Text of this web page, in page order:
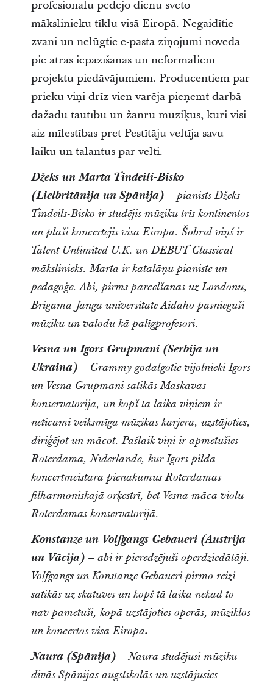
profesionālu pēdējo dienu svēto
mākslinieku tīklu visā Eiropā. Negaidītie
zvani un nelūgtie e-pasta ziņojumi noveda
pie ātras iepazīšanās un neformāliem
projektu piedāvājumiem. Producentiem par
prieku viņi drīz vien varēja pieņemt darbā
dažādu tautību un žanru mūziķus, kuri visi
aiz mīlestības pret Pestītāju veltīja savu
laiku un talantus par velti.
Džeks un Marta Tindeili-Bisko
(Lielbritānija un Spānija)– pianists Džeks
Tindeils-Bisko ir studējis mūziku trīs kontinentos
un plaši koncertējis visā Eiropā. Šobrīd viņš ir
Talent Unlimited U.K. un DEBUT Classical
mākslinieks. Marta ir katalāņu pianiste un
pedagoģe. Abi, pirms pārcelšanās uz Londonu,
Brigama Janga universitātē Aidaho pasnieguši
mūziku un valodu kā palīgprofesori.
Vesna un Igors Grupmani (Serbija un
Ukraina)– Grammy godalgotie vijolnieki Igors
un Vesna Grupmani satikās Maskavas
konservatorijā, un kopš tā laika viņiem ir
neticami veiksmīga mūzikas karjera, uzstājoties,
diriģējot un mācot. Pašlaik viņi ir apmetušies
Roterdamā, Nīderlandē, kur Igors pilda
koncertmeistara pienākumus Roterdamas
filharmoniskajā orķestrī, bet Vesna māca violu
Roterdamas konservatorijā.
Konstanze un Volfgangs Gebaueri (Austrija
un Vācija) – abi ir pieredzējuši operdziedātāji.
Volfgangs un Konstanze Gebaueri pirmo reizi
satikās uz skatuves un kopš tā laika nekad to
nav pametuši, kopā uzstājoties operās, mūziklos
un koncertos visā Eiropā.
Naura (Spānija)– Naura studējusi mūziku
divās Spānijas augstskolās un uzstājusies